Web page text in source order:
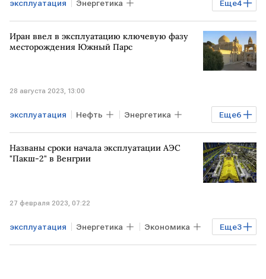
Еще4
эксплуатация Энергетика
Альтернативная энергетика В мире
ТУРЦИЯ АЭС
Иран ввел в эксплуатацию ключевую фазу
месторождения Южный Парс
28 августа 2023, 13:00
Еще6
эксплуатация Нефть Энергетика
Рынок Рынок товаров Экономика
Газ ИРАН
Названы сроки начала эксплуатации АЭС
"Пакш-2" в Венгрии
27 февраля 2023, 07:22
Еще3
эксплуатация Энергетика Экономика
Мировая экономика ВЕНГРИЯ